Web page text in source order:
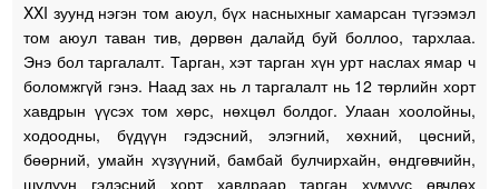
XXI зуунд нэгэн том аюул, бүх насныхныг хамарсан түгээмэл
том аюул таван тив, дөрвөн далайд буй боллоо, тархлаа.
Энэ бол таргалалт. Тарган, хэт тарган хүн урт наслах ямар ч
боломжгүй гэнэ. Наад зах нь л таргалалт нь 12 төрлийн хорт
хавдрын үүсэх том хөрс, нөхцөл болдог. Улаан хоолойны,
ходоодны, бүдүүн гэдэсний, элэгний, хөхний, цөсний,
бөөрний, умайн хүзүүний, бамбай булчирхайн, өндгөвчийн,
шулуун гэдэсний хорт хавдраар тарган хүмүүс өвчлөх